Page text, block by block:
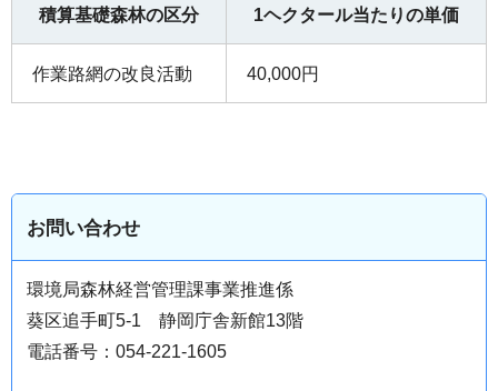
積算基礎森林の区分 1ヘクタール当たりの単価
作業路網の改良活動 40,000円
お問い合わせ
環境局森林経営管理課事業推進係
葵区追手町5-1 静岡庁舎新館13階
電話番号：054-221-1605